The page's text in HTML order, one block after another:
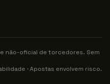
não-oficial de torcedores. Sem
· Apostas envolvem risco.